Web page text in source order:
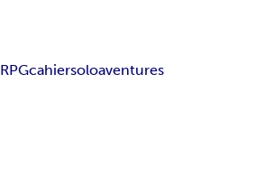
RPGcahiersoloaventures